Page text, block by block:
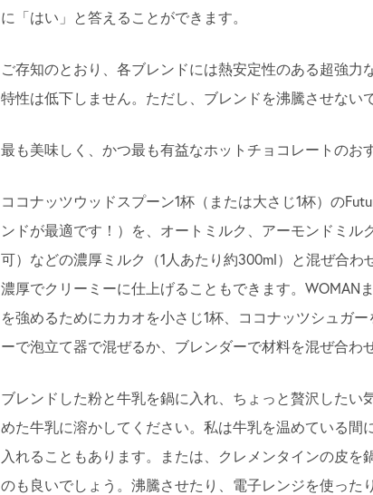
に「はい」と答えることができます。
ご存知のとおり、各ブレンドには熱安定性のある超強
特性は低下しません。ただし、ブレンドを沸騰させない
最も美味しく、かつ最も有益なホットチョコレートのお
ココナッツウッドスプーン1杯（または大さじ1杯）の
ンドが最適です！）を、オートミルク、アーモンドミ
可）などの濃厚ミルク（1人あたり約300ml）と混ぜ合
濃厚でクリーミーに仕上げることもできます。WOMAN
を強めるためにカカオを小さじ1杯、ココナッツシュガ
ーで泡立て器で混ぜるか、ブレンダーで材料を混ぜ合わ
ブレンドした粉と牛乳を鍋に入れ、ちょっと贅沢したい
めた牛乳に溶かしてください。私は牛乳を温めている
入れることもあります。または、クレメンタインの皮
のも良いでしょう。沸騰させたり、電子レンジを使っ